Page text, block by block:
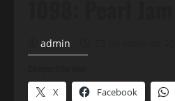
admin
X Facebook